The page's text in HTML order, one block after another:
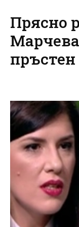
Прясно
пръстен